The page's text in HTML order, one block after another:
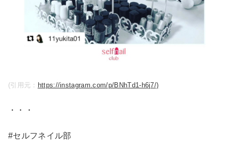
(引用元： https://instagram.com/p/BNhTd1-h6j7/)
・・・
#セルフネイル部